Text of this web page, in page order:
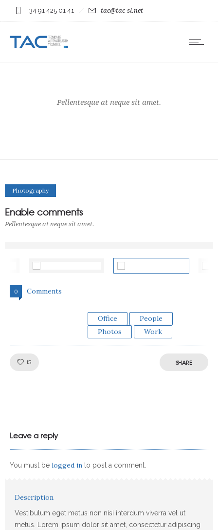
+34 91 425 01 41 tac@tac-sl.net
Pellentesque at neque sit amet.
Photography
Enable comments
Pellentesque at neque sit amet.
0 Comments
Office
People
Photos
Work
15 SHARE
Leave a reply
You must be logged in to post a comment.
Description
Vestibulum eget metus non nisi interdum viverra vel ut
metus. Lorem ipsum dolor sit amet, consectetur adipiscing